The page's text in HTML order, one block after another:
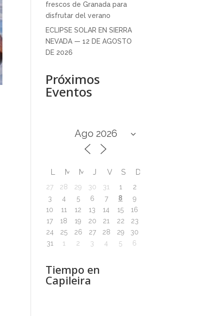
frescos de Granada para
disfrutar del verano
ECLIPSE SOLAR EN SIERRA
NEVADA — 12 DE AGOSTO
DE 2026
Próximos
Eventos
L M M J V S D
27 28 29 30 31 1
2
3
4 5 6 7 8
9
10
11 12 13 14 15
16
17
18 19 20 21 22
23
24
25 26 27 28 29
30
31
1 2 3 4 5 6
Tiempo en
Capileira